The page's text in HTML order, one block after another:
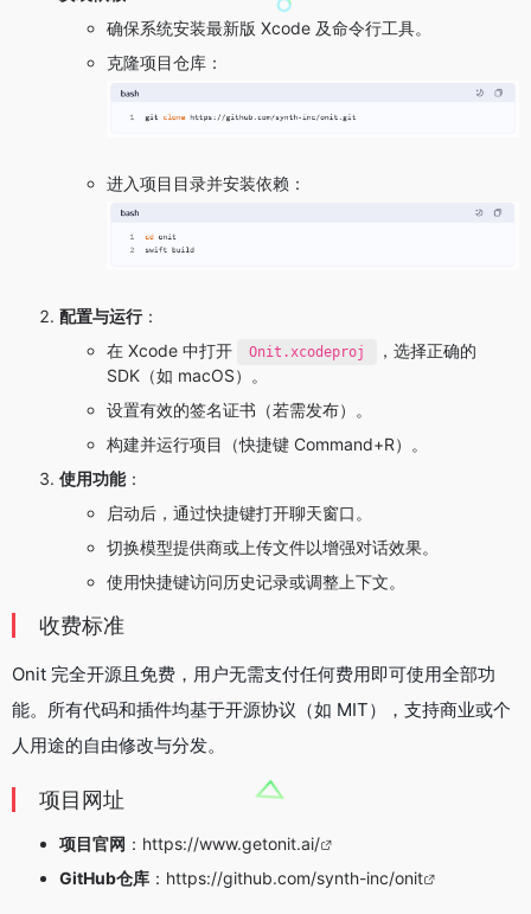
确保系统安装最新版 Xcode 及命令行工具。
克隆项目仓库：
进入项目目录并安装依赖：
配置与运行：
在 Xcode 中打开
Onit.xcodeproj
，选择正确的
SDK（如 macOS）。
设置有效的签名证书（若需发布）。
构建并运行项目（快捷键 Command+R）。
使用功能：
启动后，通过快捷键打开聊天窗口。
切换模型提供商或上传文件以增强对话效果。
使用快捷键访问历史记录或调整上下文。
收费标准
Onit 完全开源且免费，用户无需支付任何费用即可使用全部功
能。所有代码和插件均基于开源协议（如 MIT），支持商业或个
人用途的自由修改与分发。
项目网址
项目官网 ： https://www.getonit.ai/
GitHub仓库 ： https://github.com/synth-inc/onit